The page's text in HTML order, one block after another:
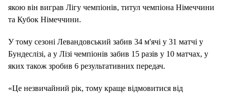
якою він виграв Лігу чемпіонів, титул чемпіона Німеччини
та Кубок Німеччини.
У тому сезоні Левандовський забив 34 м'ячі у 31 матчі у
Бундеслізі, а у Лізі чемпіонів забив 15 разів у 10 матчах, у
яких також зробив 6 результативних передач.
«Це незвичайний рік, тому краще відмовитися від